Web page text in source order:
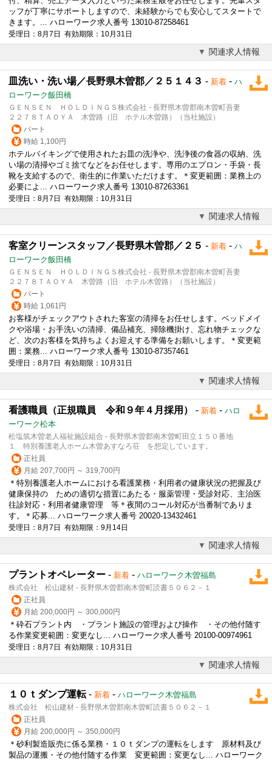
ッフが丁寧にサポートしますので、未経験からでも安心してスタートで
きます。... ハローワーク求人番号 13010-87258461
受理日：8月7日 有効期限：10月31日
関連求人情報
皿洗い・洗い場／長野県木曽郡／２５１４３ - 新着 - ハ
ローワーク飯田橋
ＧＥＮＳＥＮ ＨＯＬＤＩＮＧＳ株式会社 - 長野県木曽郡南木曽町吾妻
２２７８ＴＡＯＹＡ 木曽路（旧 ホテル木曽路）（当社施設）
パート
時給 1,100円
ホテルバイキングで使用されたお皿の洗浄や、洗浄後の食器の収納、洗
い場の清掃やゴミ捨てなどをお任せします。専用のエプロン・手袋・長
靴を支給するので、衛生的に作業いただけます。＊変更範囲：業務上の
必要によ... ハローワーク求人番号 13010-87263361
受理日：8月7日 有効期限：10月31日
関連求人情報
客室クリーンスタッフ／長野県木曽郡／２５ - 新着 - ハ
ローワーク飯田橋
ＧＥＮＳＥＮ ＨＯＬＤＩＮＧＳ株式会社 - 長野県木曽郡南木曽町吾妻
２２７８ＴＡＯＹＡ 木曽路（旧 ホテル木曽路）（当社施設）
パート
時給 1,061円
お客様がチェックアウトされた客室の清掃をお任せします。ベッドメイ
クや浴場・お手洗いの清掃、備品補充、掃除機掛け、忘れ物チェックな
ど、次のお客様を気持ちよくお迎えする準備をお願いします。＊変更範
囲：業務... ハローワーク求人番号 13010-87357461
受理日：8月7日 有効期限：10月31日
関連求人情報
看護職員（正規職員 令和９年４月採用） - 新着 - ハロ
ーワーク松本
松塩筑木曽老人福祉施設組合 - 長野県木曽郡南木曽町田立１５０番地
１ 特別養護老人ホーム木曽あすなろ荘 を想定しています。
正社員
月給 207,700円 ～ 319,700円
＊特別養護老人ホームにおける看護業務・利用者の健康状況の把握及び
健康保持の ための適切な措置にあたる・服薬管理・受診対応、主治医
往診対応・利用者健康管理 等＊夜間のコール対応が当番制でありま
す。＊応募... ハローワーク求人番号 20020-13432461
受理日：8月7日 有効期限：9月14日
関連求人情報
プラントオペレーター - 新着 - ハローワーク木曽福島
株式会社 松山建材 - 長野県木曽郡南木曽町読書５０６２－１
正社員
月給 200,000円 ～ 300,000円
＊砕石プラント内 ・プラント施設の管理および操作 ・その他付随す
る作業変更範囲：変更なし... ハローワーク求人番号 20100-00974961
受理日：8月7日 有効期限：10月31日
関連求人情報
１０ｔダンプ運転- 新着 - ハローワーク木曽福島
株式会社 松山建材 - 長野県木曽郡南木曽町読書５０６２－１
正社員
月給 200,000円 ～ 350,000円
＊砂利製造販売に係る業務・１０ｔダンプの運転をします 原材料及び
製品の運搬・その他付随する作業 変更範囲：変更なし... ハローワーク